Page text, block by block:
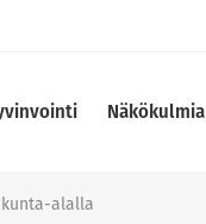
Näkökulmia
alalla